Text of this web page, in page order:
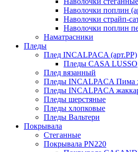
Наволочки поплин
Наволочки страйп-
Наволочки поплин
Наматрасники
Пледы
Плед INCALPACA (арт.PP)
Пледы CASA LUSSO
Плед вязанный
Пледы INCALPACA Пима
Пледы INCALPACA
Пледы шерстяные
Пледы хлопковые
Пледы Вальтери
Покрывала
Стеганные
Покрывала PN220